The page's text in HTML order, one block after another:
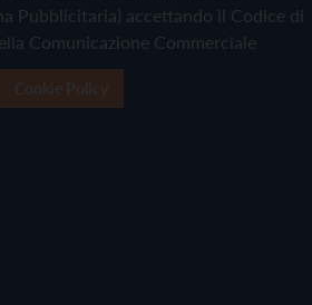
Pubblicitaria) accettando il Codice di
Comunicazione Commerciale